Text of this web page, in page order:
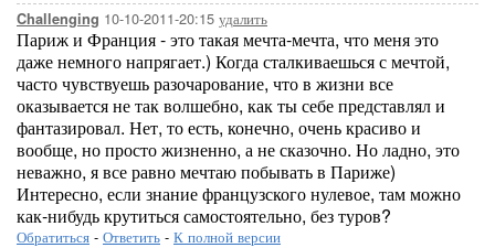
Challenging 10-10-2011-20:15 удалить
Париж и Франция - это такая мечта-мечта, что меня это
даже немного напрягает.) Когда сталкиваешься с мечтой,
часто чувствуешь разочарование, что в жизни все
оказывается не так волшебно, как ты себе представлял и
фантазировал. Нет, то есть, конечно, очень красиво и
вообще, но просто жизненно, а не сказочно. Но ладно, это
неважно, я все равно мечтаю побывать в Париже)
Интересно, если знание французского нулевое, там можно
как-нибудь крутиться самостоятельно, без туров?
Обратиться - Ответить - К полной версии